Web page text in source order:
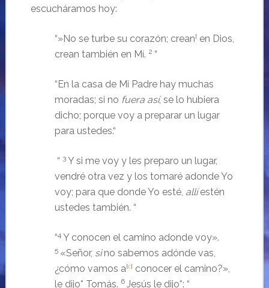
escucháramos hoy:
“»No se turbe su corazón; crean[en Dios,
crean también en Mí. 2 “
“ En la casa de Mi Padre hay muchas
moradas; si no fuera así, se lo hubiera
dicho; porque voy a preparar un lugar
para ustedes.“
“ 3 Y si me voy y les preparo un lugar,
vendré otra vez y los tomaré adonde Yo
voy; para que donde Yo esté, allíestén
ustedes también. “
“4 Y conocen el camino adonde voy».
5 «Señor, sino sabemos adónde vas,
¿cómo vamos a[c] conocer el camino?»,
le dijo* Tomás. 6 Jesús le dijo*: “